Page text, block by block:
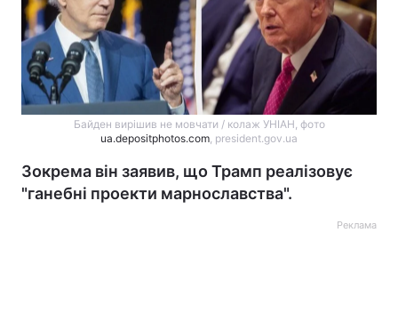
Байден вирішив не мовчати / колаж УНІАН, фото
ua.depositphotos.com, president.gov.ua
Зокрема він заявив, що Трамп реалізовує
"ганебні проекти марнославства".
Реклама